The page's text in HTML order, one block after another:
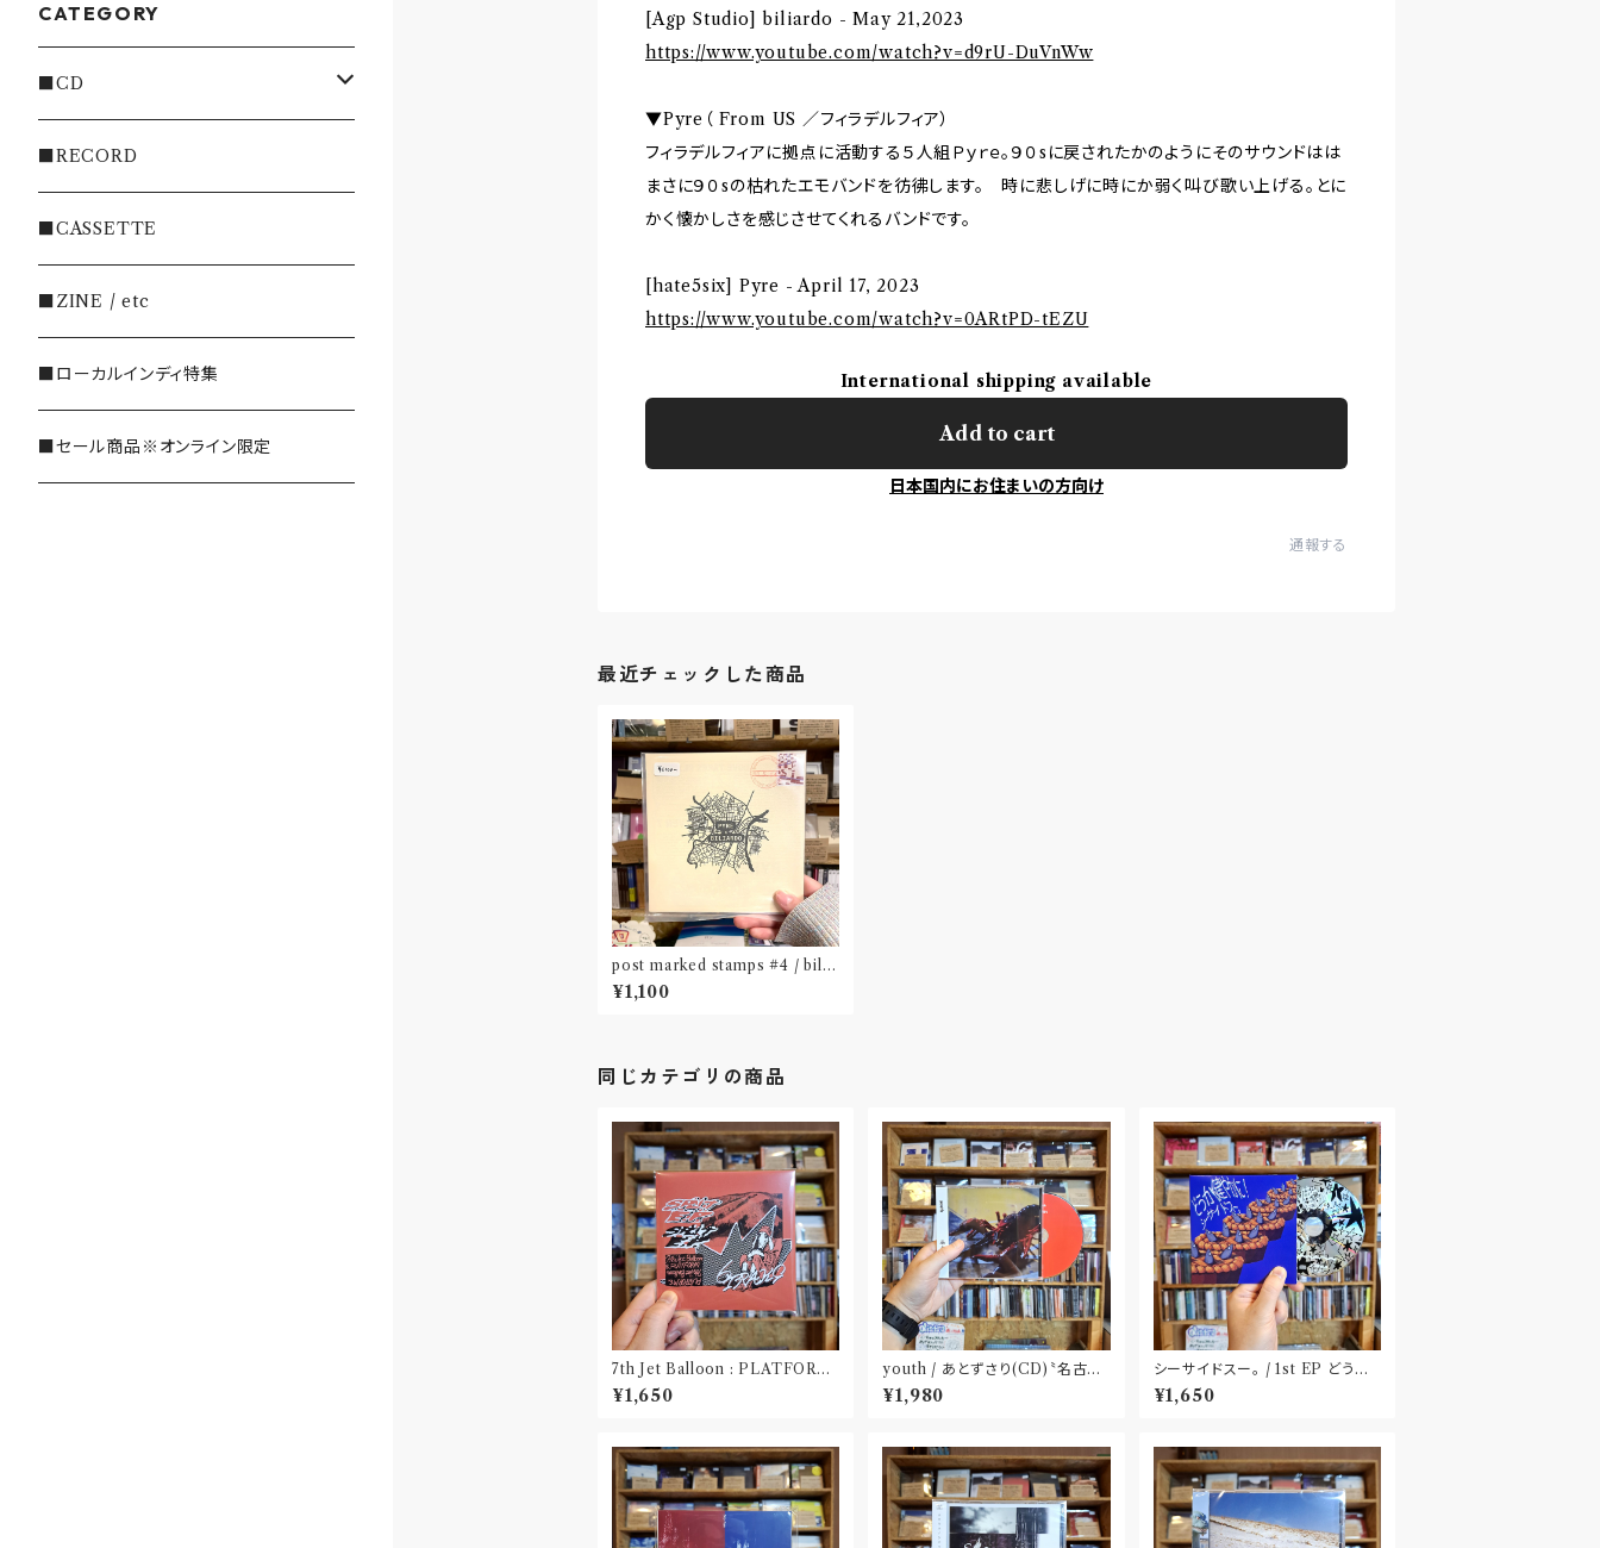
[Agp Studio] biliardo - May 21,2023
https://www.youtube.com/watch?v=d9rU-DuVnWw
▼Pyre（ From US ／フィラデルフィア）
フィラデルフィアに拠点に活動する５人組Ｐｙｒｅ。９０sに戻されたかのようにそのサウンドはは
まさに９０sの枯れたエモバンドを彷彿します。 時に悲しげに時にか弱く叫び歌い上げる。とに
かく懐かしさを感じさせてくれるバンドです。
[hate5six] Pyre - April 17, 2023
https://www.youtube.com/watch?v=0ARtPD-tEZU
International shipping available
Add to cart
日本国内にお住まいの方向け
通報する
最近チェックした商品
post marked stamps #4 / bilia
rdo（ From 東京／池袋）& Pyre
（ From US／フィラデルフィア）※
¥1,100
同じカテゴリの商品
7th Jet Balloon : PLATFORM
SPLIT EP(CD)〝長野〟×〝大阪〟
¥1,650
youth / あとずさり(CD)〝名古
屋〟
¥1,980
シーサイドスー。 / 1st EP どうか
健やかに！(CD)〝静岡県三島市〟
¥1,650
CATEGORY
■CD
・INDIE
・EMO/PUNK/POST HC
・SHOEGAZE/DREAMPOP/POST
ROCK
・OTHER(LOUD/JUNK/RAP/ et
c...)
■RECORD
■CASSETTE
■ZINE / etc
■ローカルインディ特集
■セール商品※オンライン限定